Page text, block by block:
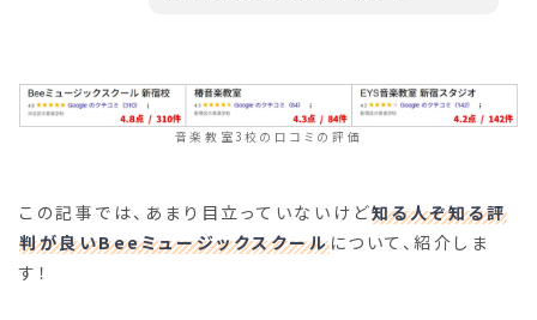
音楽教室3校の口コミの評価
この記事では、あまり目立っていないけど知る人ぞ知る評
判が良いBeeミュージックスクールについて、紹介しま
す！